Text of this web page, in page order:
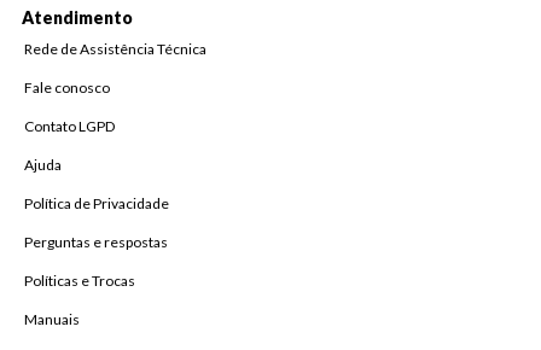
Atendimento
Rede de Assistência Técnica
Fale conosco
Contato LGPD
Ajuda
Política de Privacidade
Perguntas e respostas
Políticas e Trocas
Manuais